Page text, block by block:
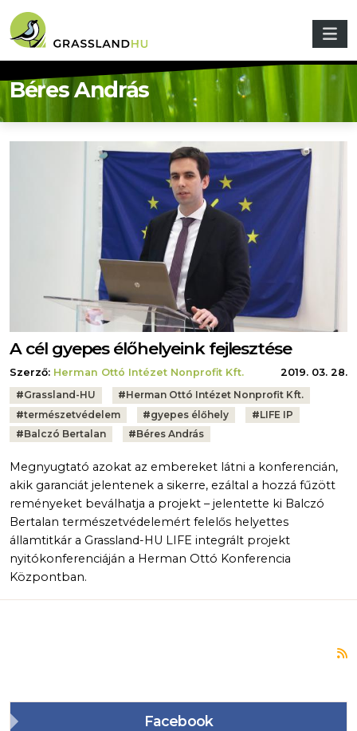
Béres András
A cél gyepes élőhelyeink fejlesztése
Szerző: Herman Ottó Intézet Nonprofit Kft.
2019. 03. 28.
Tags:
#Grassland-HU #Herman Ottó Intézet Nonprofit Kft.
#természetvédelem #gyepes élőhely #LIFE IP
#Balczó Bertalan #Béres András
Megnyugtató azokat az embereket látni a konferencián,
akik garanciát jelentenek a sikerre, ezáltal a hozzá fűzött
reményeket beválhatja a projekt – jelentette ki Balczó
Bertalan természetvédelemért felelős helyettes
államtitkár a Grassland-HU LIFE integrált projekt
nyitókonferenciáján a Herman Ottó Konferencia
Központban.
Facebook